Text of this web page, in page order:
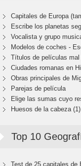
Capitales de Europa
Escribe los planetas
Vocalista y grupo
Modelos de coches -
Títulos de películas mal
Ciudades romanas en
Obras principales de
Parejas de película
Elige las sumas cuyo
Huesos de la cabeza (1)
Top 10
Test de 25 capitales de